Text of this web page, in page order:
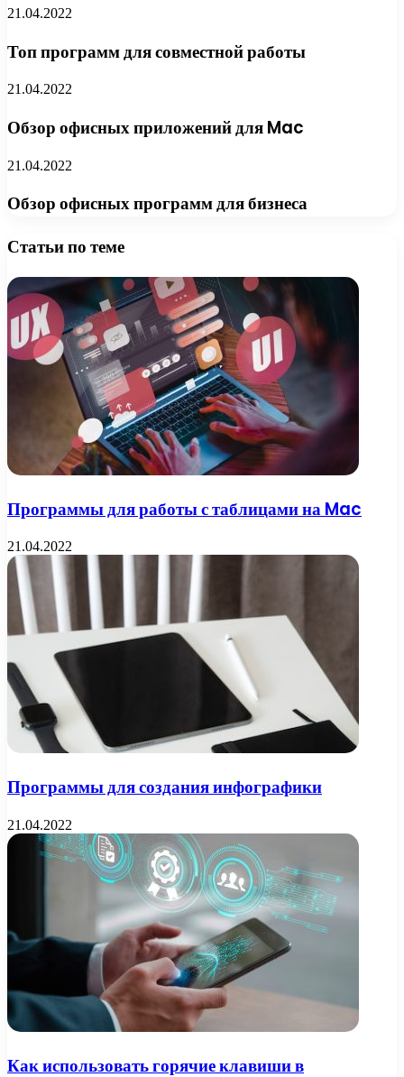
21.04.2022
Топ программ для совместной работы
21.04.2022
Обзор офисных приложений для Mac
21.04.2022
Обзор офисных программ для бизнеса
Статьи по теме
Программы для работы с таблицами на Mac
21.04.2022
Программы для создания инфографики
21.04.2022
Как использовать горячие клавиши в